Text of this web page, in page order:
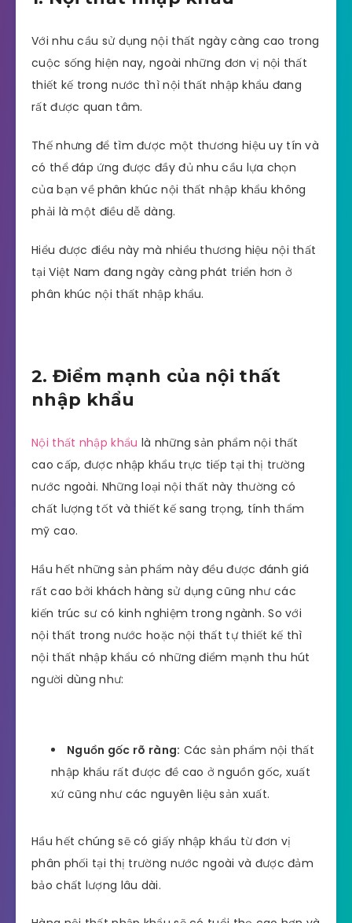
Với nhu cầu sử dụng nội thất ngày càng cao trong
cuộc sống hiện nay, ngoài những đơn vị nội thất
thiết kế trong nước thì nội thất nhập khẩu đang
rất được quan tâm.
Thế nhưng để tìm được một thương hiệu uy tín và
có thể đáp ứng được đầy đủ nhu cầu lựa chọn
của bạn về phân khúc nội thất nhập khẩu không
phải là một điều dễ dàng.
Hiểu được điều này mà nhiều thương hiệu nội thất
tại Việt Nam đang ngày càng phát triển hơn ở
phân khúc nội thất nhập khẩu.
2. Điểm mạnh của nội thất
Nội thất nhập khẩulà những sản phẩm nội thất
cao cấp, được nhập khẩu trực tiếp tại thị trường
nước ngoài. Những loại nội thất này thường có
chất lượng tốt và thiết kế sang trọng, tính thẩm
mỹ cao.
rất cao bởi khách hàng sử dụng cũng như các
kiến trúc sư có kinh nghiệm trong ngành. So với
nội thất trong nước hoặc nội thất tự thiết kế thì